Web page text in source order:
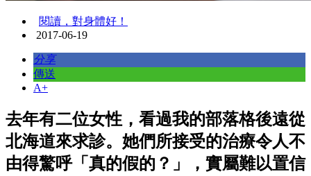
閱讀，對身體好！
2017-06-19
分享
傳送
A+
去年有二位女性，看過我的部落格後遠從
北海道來求診。她們所接受的治療令人不
由得驚呼「真的假的？」，實屬難以置信